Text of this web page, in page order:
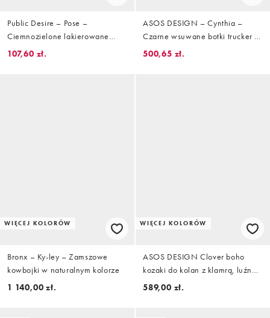
Public Desire – Pose –
Ciemnozielone lakierowane
botki do kolan
107,60 zł.
ASOS DESIGN – Cynthia –
Czarne wsuwane botki trucker z
nubuku
500,65 zł.
WIĘCEJ KOLORÓW
Bronx – Ky-ley – Zamszowe
kowbojki w naturalnym kolorze
1 140,00 zł.
WIĘCEJ KOLORÓW
ASOS DESIGN Clover boho
kozaki do kolan z klamrą, luźne,
zamszowe, taupe
589,00 zł.